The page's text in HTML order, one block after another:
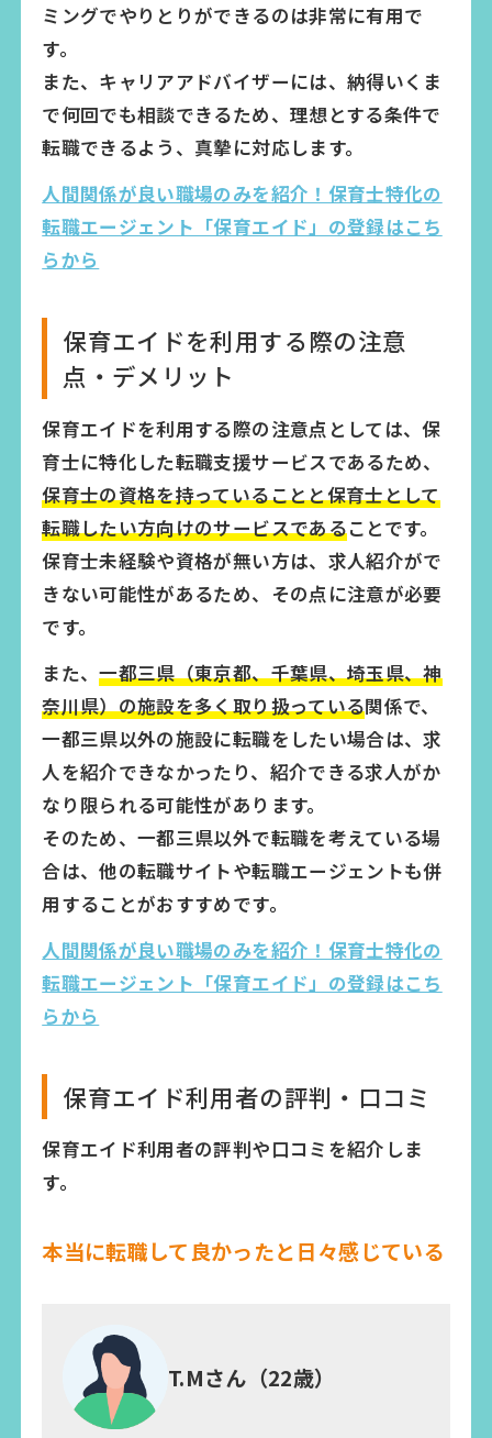
ミングでやりとりができるのは非常に有用で
す。
また、キャリアアドバイザーには、納得いくま
で何回でも相談できるため、理想とする条件で
転職できるよう、真摯に対応します。
人間関係が良い職場のみを紹介！保育士特化の
転職エージェント「保育エイド」の登録はこち
らから
保育エイドを利用する際の注意
点・デメリット
保育エイドを利用する際の注意点としては、保
育士に特化した転職支援サービスであるため、
保育士の資格を持っていることと保育士として
転職したい方向けのサービスであることです。
保育士未経験や資格が無い方は、求人紹介がで
きない可能性があるため、その点に注意が必要
です。
また、一都三県（東京都、千葉県、埼玉県、神
奈川県）の施設を多く取り扱っている関係で、
一都三県以外の施設に転職をしたい場合は、求
人を紹介できなかったり、紹介できる求人がか
なり限られる可能性があります。
そのため、一都三県以外で転職を考えている場
合は、他の転職サイトや転職エージェントも併
用することがおすすめです。
人間関係が良い職場のみを紹介！保育士特化の
転職エージェント「保育エイド」の登録はこち
らから
保育エイド利用者の評判・口コミ
保育エイド利用者の評判や口コミを紹介しま
す。
本当に転職して良かったと日々感じている
T.Mさん（22歳）